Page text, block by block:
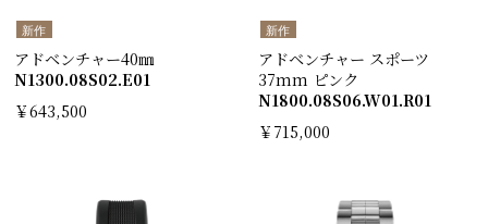
新作
アドベンチャー40㎜
N1300.08S02.E01
￥643,500
新作
アドベンチャー スポーツ
37mm ピンク
N1800.08S06.W01.R01
￥715,000